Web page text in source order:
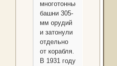
многотонные
башни 305-
мм орудий
и затонули
отдельно
от корабля.
В 1931 году